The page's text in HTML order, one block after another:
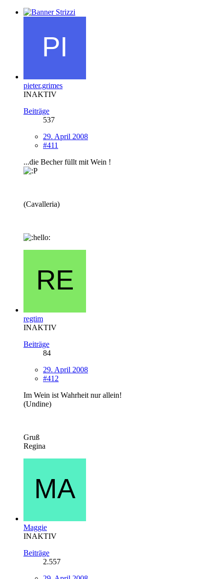
pieter.grimes
INAKTIV
Beiträge
537
29. April 2008
#411
...die Becher füllt mit Wein !
(Cavalleria)
regtim
INAKTIV
Beiträge
84
29. April 2008
#412
Im Wein ist Wahrheit nur allein!
(Undine)
Gruß
Regina
Maggie
INAKTIV
Beiträge
2.557